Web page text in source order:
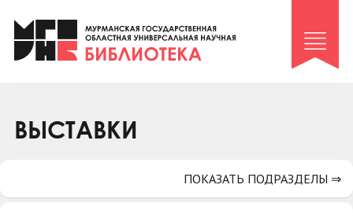
Клуб «Гиря и сельдерей»
Клуб «Семейный архив»
Коллегам
ВЫСТАВКИ
ПОКАЗАТЬ ПОДРАЗДЕЛЫ ⇒